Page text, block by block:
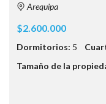
Arequipa
$2.600.000
Dormitorios: 5
Tamaño de la